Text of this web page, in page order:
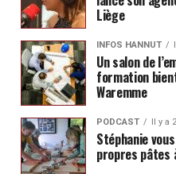
Liège
INFOS HANNUT
Un salon de
formation
Waremme
PODCAST Il y a
Stéphanie
propres pâtes